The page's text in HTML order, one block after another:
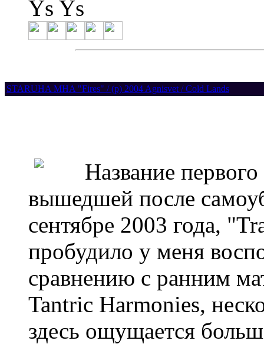
Ys Ys
STARUHA MHA "Fires" / (p) 2004 Agnisvet / Cold Lands
Название первого
вышедшей после
сентябре 2003 года,
пробудило у меня
сравнению с ранним
Tantric Harmonies,
здесь ощущается